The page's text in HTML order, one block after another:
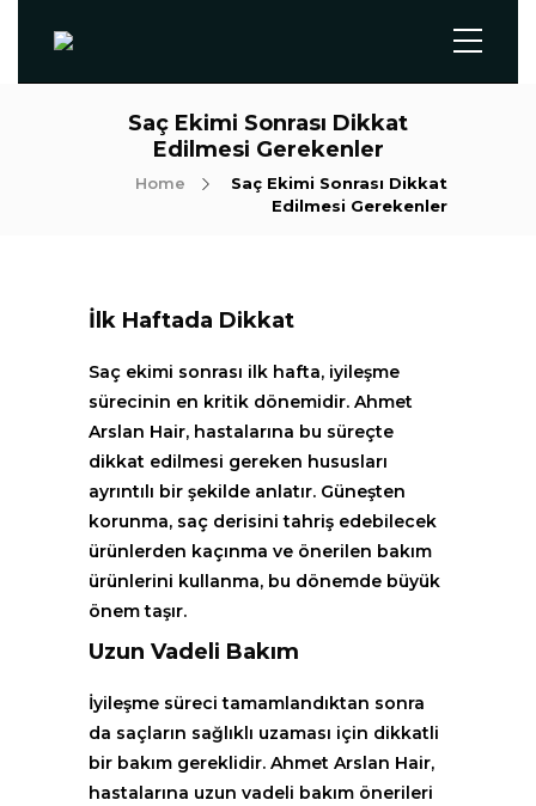
Saç Ekimi Sonrası Dikkat
Edilmesi Gerekenler
Home
Saç Ekimi Sonrası Dikkat
Edilmesi Gerekenler
İlk Haftada Dikkat
Saç ekimi sonrası ilk hafta, iyileşme
sürecinin en kritik dönemidir. Ahmet
Arslan Hair, hastalarına bu süreçte
dikkat edilmesi gereken hususları
ayrıntılı bir şekilde anlatır. Güneşten
korunma, saç derisini tahriş edebilecek
ürünlerden kaçınma ve önerilen bakım
ürünlerini kullanma, bu dönemde büyük
önem taşır.
Uzun Vadeli Bakım
İyileşme süreci tamamlandıktan sonra
da saçların sağlıklı uzaması için dikkatli
bir bakım gereklidir. Ahmet Arslan Hair,
hastalarına uzun vadeli bakım önerileri